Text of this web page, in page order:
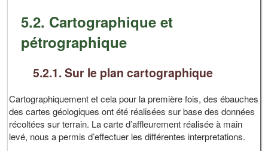
5.2. Cartographique et
pétrographique
5.2.1. Sur le plan cartographique
Cartographiquement et cela pour la première fois, des ébauches
des cartes géologiques ont été réalisées sur base des données
récoltées sur terrain. La carte d’affleurement réalisée à main
levé, nous a permis d’effectuer les différentes interpretations.